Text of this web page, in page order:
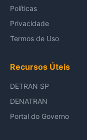
Políticas
Privacidade
Termos de Uso
Recursos Úteis
DETRAN SP
DENATRAN
Portal do Governo